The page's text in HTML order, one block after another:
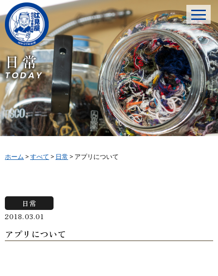
日常
TODAY
ホーム >すべて > 日常 > アプリについて
日常
2018.03.01
アプリについて